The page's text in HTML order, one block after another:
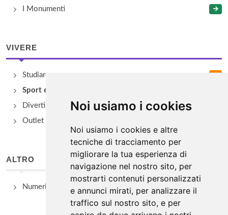
Noi usiamo i cookies
Noi usiamo i cookies e altre
tecniche di tracciamento per
migliorare la tua esperienza di
navigazione nel nostro sito, per
mostrarti contenuti personalizzati
e annunci mirati, per analizzare il
traffico sul nostro sito, e per
I Monumenti
VIVERE
Studiare
Sport e Benessere
Divertimento e Natura
Outlet e spacci aziendali
ALTRO
Numeri Utili